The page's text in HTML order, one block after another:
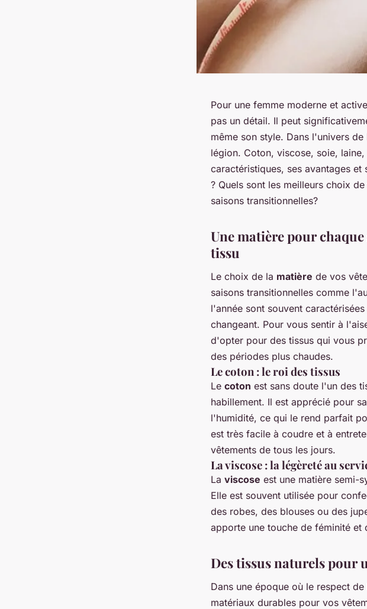
Pour une femme moderne et
pas un détail. Il peut
même son style. Dans l'univers
légion. Coton, viscose, soie,
caractéristiques, ses avantages
? Quels sont les meilleurs choix
saisons transitionnelles?
Une matière pour
tissu
Le choix de la matière de vos
saisons transitionnelles comme
l'année sont souvent
changeant. Pour vous sentir à
d'opter pour des tissus qui vous
des périodes plus chaudes.
Le coton : le roi des tissus
Le coton est sans doute l'un des
habillement. Il est apprécié pour
l'humidité, ce qui le rend parfait
est très facile à coudre et à
vêtements de tous les jours.
La viscose : la légèreté au
La viscose est une matière semi-
Elle est souvent utilisée pour
des robes, des blouses ou des
apporte une touche de féminité et
Des tissus naturels pour
Dans une époque où le respect
matériaux durables pour vos